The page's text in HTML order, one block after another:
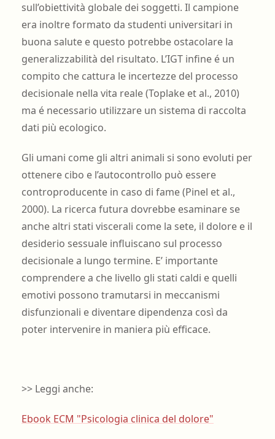
sull’obiettività globale dei soggetti. Il campione
era inoltre formato da studenti universitari in
buona salute e questo potrebbe ostacolare la
generalizzabilità del risultato. L’IGT infine é un
compito che cattura le incertezze del processo
decisionale nella vita reale (Toplake et al., 2010)
ma é necessario utilizzare un sistema di raccolta
dati più ecologico.
Gli umani come gli altri animali si sono evoluti per
ottenere cibo e l’autocontrollo può essere
controproducente in caso di fame (Pinel et al.,
2000). La ricerca futura dovrebbe esaminare se
anche altri stati viscerali come la sete, il dolore e il
desiderio sessuale influiscano sul processo
decisionale a lungo termine. E’ importante
comprendere a che livello gli stati caldi e quelli
emotivi possono tramutarsi in meccanismi
disfunzionali e diventare dipendenza così da
poter intervenire in maniera più efficace.
>> Leggi anche:
Ebook ECM "Psicologia clinica del dolore"